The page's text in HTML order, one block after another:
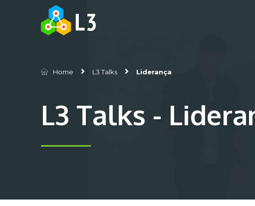
Home L3 Talks Liderança
L3 Talks -